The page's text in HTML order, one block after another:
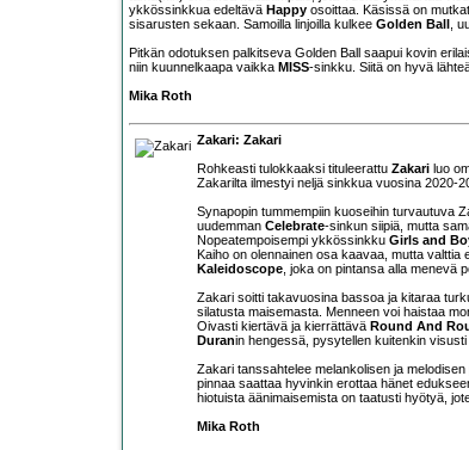
ykkössinkkua edeltävä Happy osoittaa. Käsissä on
sisarusten sekaan. Samoilla linjoilla kulkee Golden Ball ,
Pitkän odotuksen palkitseva Golden Ball saapui kovin
niin kuunnelkaapa vaikka MISS-sinkku. Siitä on hyvä
Mika Roth
Zakari: Zakari
Rohkeasti tulokkaaksi tituleerattu Zakari luo
Zakarilta ilmestyi neljä sinkkua vuosina 2020-
Synapopin tummempiin kuoseihin turvautuva
uudemman Celebrate-sinkun siipiä, mutta
Nopeatempoisempi ykkössinkku Girls and
Kaiho on olennainen osa kaavaa, mutta
Kaleidoscope , joka on pintansa alla menevä
Zakari soitti takavuosina bassoa ja kitaraa
silatusta maisemasta. Menneen voi haistaa
Oivasti kiertävä ja kierrättävä Round And
Duranin hengessä, pysytellen kuitenkin visusti
Zakari tanssahtelee melankolisen ja
pinnaa saattaa hyvinkin erottaa hänet
hiotuista äänimaisemista on taatusti hyötyä,
Mika Roth